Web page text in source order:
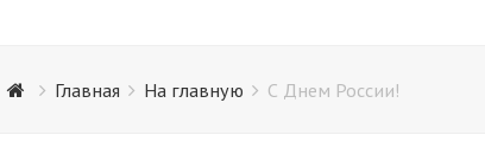
Главная На главную С Днем России!